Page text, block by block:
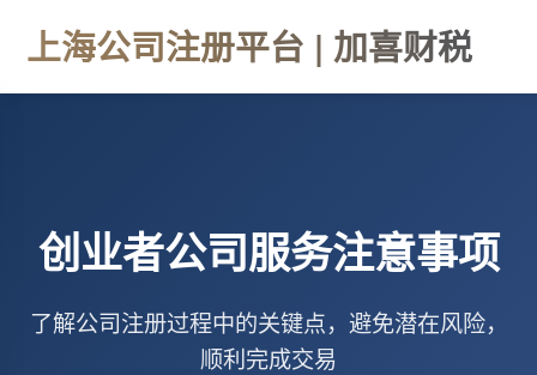
上海公司注册平台 | 加喜财税
创业者公司服务注意事项
了解公司注册过程中的关键点，避免潜在风险，
顺利完成交易